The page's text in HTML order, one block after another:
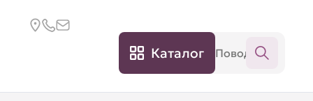
Каталог